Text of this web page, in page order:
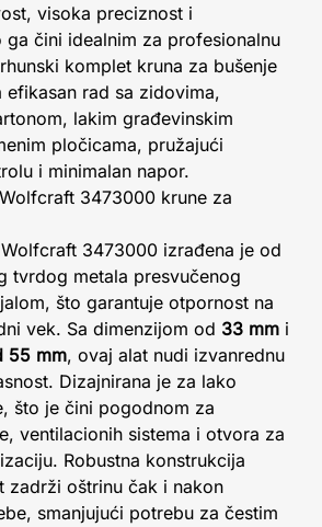
visoka preciznost i
čini idealnim za profesionalnu
komplet kruna za bušenje
efikasan rad sa zidovima,
lakim građevinskim
pločicama, pružajući
i minimalan napor.
3473000 krune za
3473000 izrađena je od
tvrdog metala presvučenog
što garantuje otpornost na
vek. Sa dimenzijom od 33 mm i
55 mm, ovaj alat nudi izvanrednu
Dizajnirana je za lako
što je čini pogodnom za
ventilacionih sistema i otvora za
Robustna konstrukcija
zadrži oštrinu čak i nakon
smanjujući potrebu za čestim